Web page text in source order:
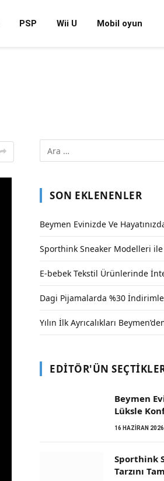
PSP Wii U Mobil oyun
SON EKLENENLER
Beymen Evinizde Ve
Sporthink Sneaker Modelleri ile
E-bebek Tekstil Ürünlerinde
Dagi Pijamalarda %30
Yılın İlk Ayrıcalıkları
EDITÖR'ÜN
Beymen
Lüksle
16 HAZIRAN 2026
Sporthink
Tarzını